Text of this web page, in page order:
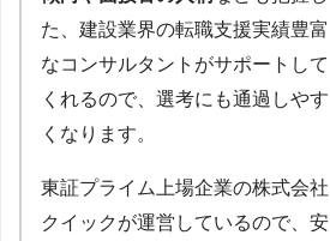
た、建設業界の転職支援実績豊富
なコンサルタントがサポートして
くれるので、選考にも通過しやす
くなります。
東証プライム上場企業の株式会社
クイックが運営しているので、安